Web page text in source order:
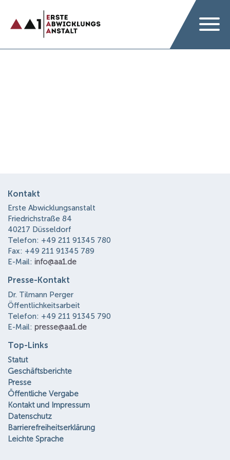
Kontakt
Erste Abwicklungsanstalt
Friedrichstraße 84
40217 Düsseldorf
Telefon: +49 211 91345 780
Fax: +49 211 91345 789
E-Mail: info@aa1.de
Presse-Kontakt
Dr. Tilmann Perger
Öffentlichkeitsarbeit
Telefon: +49 211 91345 790
E-Mail: presse@aa1.de
Top-Links
Statut
Geschäftsberichte
Presse
Öffentliche Vergabe
Kontakt und Impressum
Datenschutz
Barrierefreiheitserklärung
Leichte Sprache